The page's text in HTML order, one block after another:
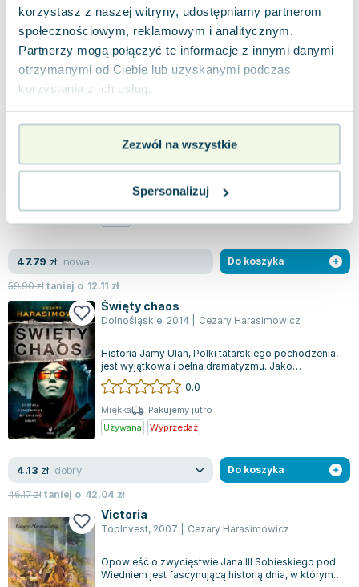
korzystasz z naszej witryny, udostępniamy partnerom
społecznościowym, reklamowym i analitycznym.
Partnerzy mogą połączyć te informacje z innymi danymi
otrzymanymi od Ciebie lub uzyskanymi podczas
korzystania z ich usług.
Zezwól na wszystkie
Spersonalizuj
Nowa
Używana
17.36zł jak nowa
49.99zł taniej o32.63 zł
Do koszyka
Bieta
Storybox,2024| Cezary Harasimowicz
Elżbieta Ficowska, najmłodsza osoba uratowana z
Sendlerowej, jest postacią, któr...
Etui kartonowe
Pakujemy jutro
47.79 zł nowa
59.90złtaniej o 12.11 zł
Do koszyka
Święty chaos
Dolnośląskie, 2014 Cezary Harasimowicz
Historia Jamy Ulan, Polki tatarskiego pochodzenia,
jest wyjątkowa i pełna dramatyzmu. Jako
doświadczona komandoska i agentka CIA,...
0.0
Miękka
Pakujemy jutro
Używana
Wyprzedaż
4.13 zł dobry
46.17złtaniej o 42.04 zł
Do koszyka
Victoria
TopInvest, 2007 Cezary Harasimowicz
Opowieść o zwycięstwie Jana III Sobieskiego pod
Wiedniem jest fascynującą historią dnia, w którym